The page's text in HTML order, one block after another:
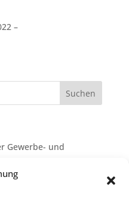
–
Gewerbe- und
bei Streit über